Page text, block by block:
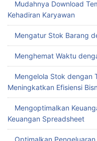
Optimalkan Pengeluaran
Kustom
Laporan Keuangan
Lebih Tepat
Template Laporan
Efisiensi Bisnis Anda
Mengoptimalkan
Pengambilan Keputusan